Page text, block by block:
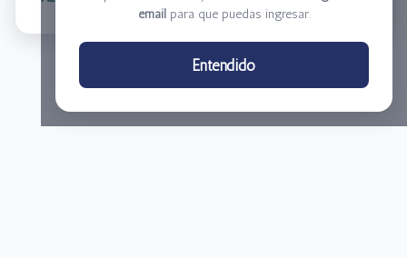
email para que puedas ingresar.
Entendido
Centro de Distribución El Bacha S.A.